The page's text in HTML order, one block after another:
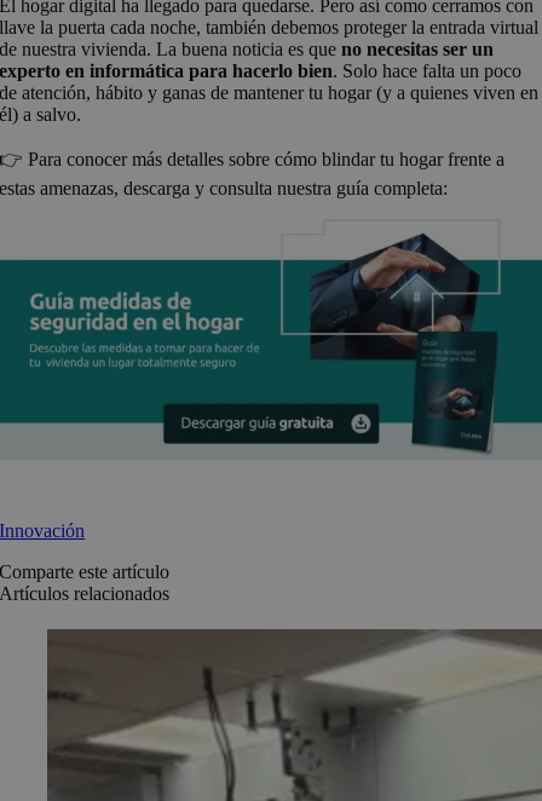
El hogar digital ha llegado para quedarse. Pero así como cerramos con
llave la puerta cada noche, también debemos proteger la entrada virtual
de nuestra vivienda. La buena noticia es queno necesitas ser un
experto en informática para hacerlo bien. Solo hace falta un poco
de atención, hábito y ganas de mantener tu hogar (y a quienes viven en
él) a salvo.
👉 Para conocer más detalles sobre cómo blindar tu hogar frente a
estas amenazas, descarga y consulta nuestra guía completa:
Innovación
Comparte este artículo
Artículos relacionados